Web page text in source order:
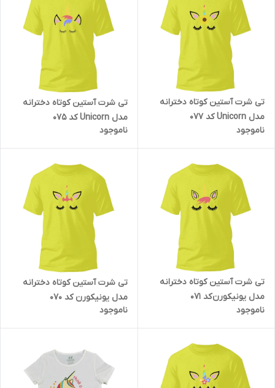
تی شرت آستین کوتاه دخترانه
مدل Unicorn کد 077
ناموجود
تی شرت آستین کوتاه دخترانه
مدل Unicorn کد 075
ناموجود
تی شرت آستین کوتاه دخترانه
مدل یونیکورن کد 071
ناموجود
تی شرت آستین کوتاه دخترانه
مدل یونیکورن کد 070
ناموجود